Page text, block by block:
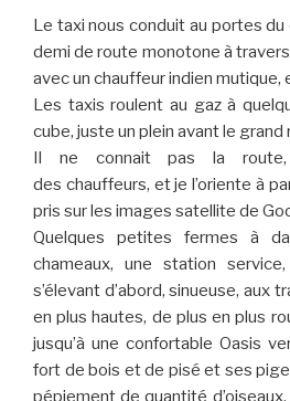
Le taxi nous conduit au portes
demi de route monotone à
avec un chauffeur indien mutique,
Les taxis roulent au gaz à
cube, juste un plein avant le grand
Il ne connait pas la
des chauffeurs, et je l’oriente à
pris sur les images satellite de
Quelques petites fermes à
chameaux, une station
s’élevant d’abord, sinueuse, aux
en plus hautes, de plus en plus
jusqu’à une confortable Oasis
fort de bois et de pisé et ses
pépiement de quantité d’oiseaux,